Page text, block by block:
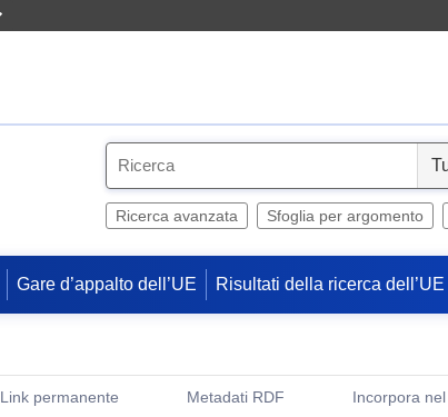
e
Ricerca avanzata Sfoglia per argomento
Gare d’appalto dell’UE Risultati della ricerca dell’UE
Link permanente
Metadati RDF
Incorpora